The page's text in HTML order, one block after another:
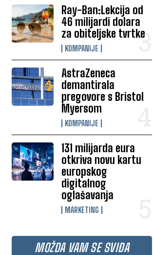
Ray-Ban:Lekcija od
46 milijardi dolara
za obiteljske tvrtke
KOMPANIJE
AstraZeneca
demantirala
pregovore s Bristol
Myersom
KOMPANIJE
131 milijarda eura
otkriva novu kartu
europskog
digitalnog
oglašavanja
MARKETING
MOŽDA VAM SE SVIĐA